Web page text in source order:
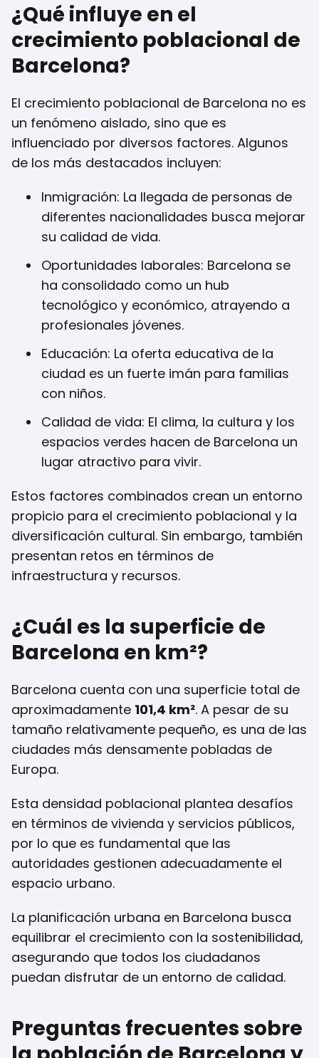
¿Qué influye en el
crecimiento poblacional de
Barcelona?
El crecimiento poblacional de Barcelona no es
un fenómeno aislado, sino que es
influenciado por diversos factores. Algunos
de los más destacados incluyen:
Inmigración: La llegada de personas de
diferentes nacionalidades busca mejorar
su calidad de vida.
Oportunidades laborales: Barcelona se
ha consolidado como un hub
tecnológico y económico, atrayendo a
profesionales jóvenes.
Educación: La oferta educativa de la
ciudad es un fuerte imán para familias
con niños.
Calidad de vida: El clima, la cultura y los
espacios verdes hacen de Barcelona un
lugar atractivo para vivir.
Estos factores combinados crean un entorno
propicio para el crecimiento poblacional y la
diversificación cultural. Sin embargo, también
presentan retos en términos de
infraestructura y recursos.
¿Cuál es la superficie de
Barcelona en km²?
Barcelona cuenta con una superficie total de
aproximadamente 101,4 km². A pesar de su
tamaño relativamente pequeño, es una de las
ciudades más densamente pobladas de
Europa.
Esta densidad poblacional plantea desafíos
en términos de vivienda y servicios públicos,
por lo que es fundamental que las
autoridades gestionen adecuadamente el
espacio urbano.
La planificación urbana en Barcelona busca
equilibrar el crecimiento con la sostenibilidad,
asegurando que todos los ciudadanos
puedan disfrutar de un entorno de calidad.
Preguntas frecuentes sobre